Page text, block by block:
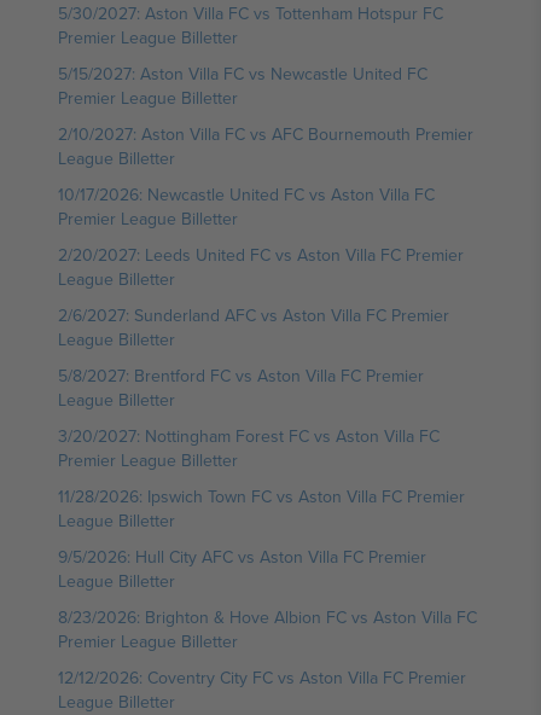
5/30/2027: Aston Villa FC vs Tottenham Hotspur FC
Premier League Billetter
5/15/2027: Aston Villa FC vs Newcastle United FC
Premier League Billetter
2/10/2027: Aston Villa FC vs AFC Bournemouth Premier
League Billetter
10/17/2026: Newcastle United FC vs Aston Villa FC
Premier League Billetter
2/20/2027: Leeds United FC vs Aston Villa FC Premier
League Billetter
2/6/2027: Sunderland AFC vs Aston Villa FC Premier
League Billetter
5/8/2027: Brentford FC vs Aston Villa FC Premier
League Billetter
3/20/2027: Nottingham Forest FC vs Aston Villa FC
Premier League Billetter
11/28/2026: Ipswich Town FC vs Aston Villa FC Premier
League Billetter
9/5/2026: Hull City AFC vs Aston Villa FC Premier
League Billetter
8/23/2026: Brighton & Hove Albion FC vs Aston Villa FC
Premier League Billetter
12/12/2026: Coventry City FC vs Aston Villa FC Premier
League Billetter